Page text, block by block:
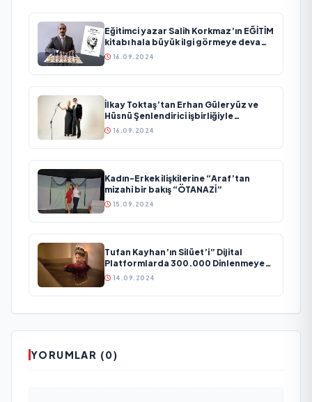
Eğitimci yazar Salih Korkmaz’ın EĞİTİM
kitabı hala büyük ilgi görmeye devam
ediyor
16.09.2024
İlkay Toktaş’tan Erhan Güleryüz ve
Hüsnü Şenlendirici işbirliğiyle
duygusal bir aşk manifestosu: “Deliler
16.09.2024
Kadın-Erkek ilişkilerine “Araf’tan
mizahi bir bakış “ÖTANAZİ”
15.09.2024
Tufan Kayhan’ın Silüet’i” Dijital
Platformlarda 300.000 Dinlenmeye
Ulaştı
14.09.2024
YORUMLAR (0)